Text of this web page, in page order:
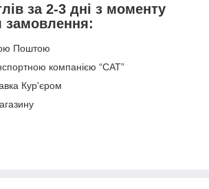
за 2-3 дні з моменту
Поштою
компанією “САТ”
Кур'єром